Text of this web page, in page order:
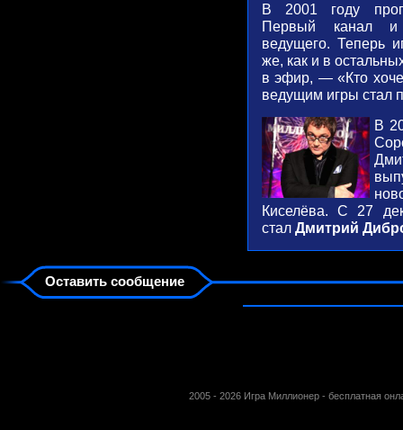
В 2001 году
Первый канал
ведущего. Теперь
же, как и в
в эфир, — «Кто
ведущим игры стал
В
Киселёва. С 27
стал Дмитрий
Оставить сообщение
2005 - 2026 Игра Миллионер - бесплатная